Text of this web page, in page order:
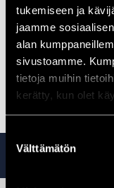
tukemiseen ja
jaamme
alan
sivustoamme.
tietoja muihin
kerätty, kun olet
Suostumuksen
valinta
Välttämätön
MakitaE-01797 Siima
vaaditaan hiljaista ja
valinta nurmikon
saavutettavien
Kaikki